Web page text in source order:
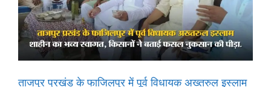
ताजपुर प्रखंड के फाजिलपुर में पूर्व विधायक अख्तरुल इस्लाम